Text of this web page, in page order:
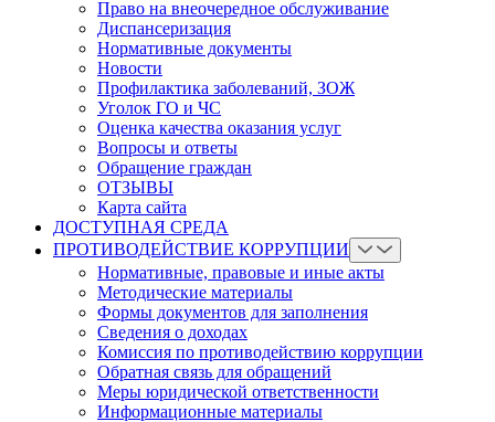
Право на внеочередное обслуживание
Диспансеризация
Нормативные документы
Новости
Профилактика заболеваний, ЗОЖ
Уголок ГО и ЧС
Оценка качества оказания услуг
Вопросы и ответы
Обращение граждан
ОТЗЫВЫ
Карта сайта
ДОСТУПНАЯ СРЕДА
ПРОТИВОДЕЙСТВИЕ КОРРУПЦИИ
Нормативные, правовые и иные акты
Методические материалы
Формы документов для заполнения
Сведения о доходах
Комиссия по противодействию коррупции
Обратная связь для обращений
Меры юридической ответственности
Информационные материалы